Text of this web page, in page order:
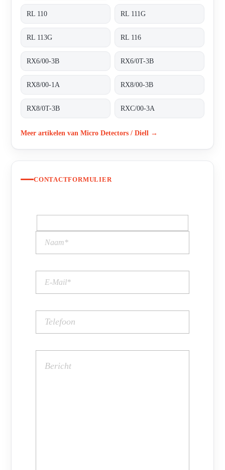
RL 110 RL 111G
RL 113G RL 116
RX6/00-3B RX6/0T-3B
RX8/00-1A RX8/00-3B
RX8/0T-3B RXC/00-3A
Meer artikelen van Micro Detectors / Diell →
CONTACTFORMULIER